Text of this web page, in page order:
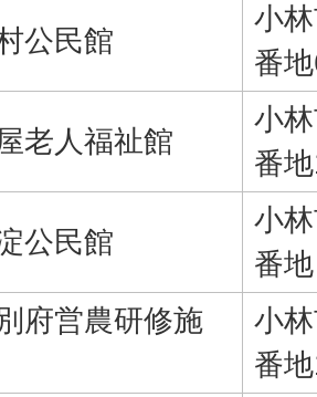
公民館
小
番
老人福祉館
小
番
公民館
小
番地
府営農研修施
小
番